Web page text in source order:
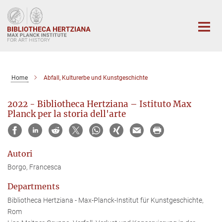
Main-
Content
Home Abfall, Kulturerbe und Kunstgeschichte
2022 - Bibliotheca Hertziana – Istituto Max
Planck per la storia dell'arte
Autori
Borgo, Francesca
Departments
Bibliotheca Hertziana - Max-Planck-Institut für Kunstgeschichte,
Rom